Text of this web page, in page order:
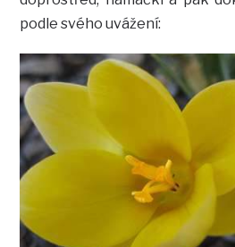
podle svého uvážení: